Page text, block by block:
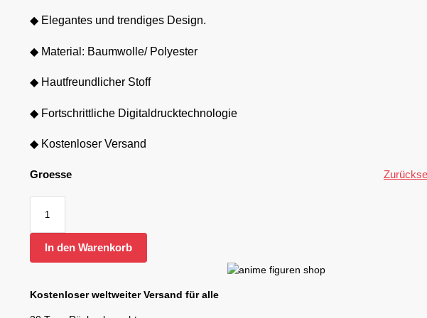
◆ Elegantes und trendiges Design.
◆ Material: Baumwolle/ Polyester
◆ Hautfreundlicher Stoff
◆ Fortschrittliche Digitaldrucktechnologie
◆ Kostenloser Versand
Groesse
In den Warenkorb
Kostenloser weltweiter Versand für alle